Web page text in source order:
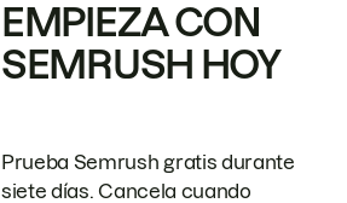
EMPIEZA CON
SEMRUSH HOY
Prueba Semrush gratis durante
siete días. Cancela cuando